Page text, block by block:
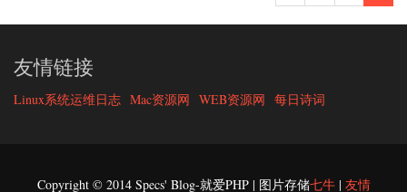
友情链接
Linux系统运维日志 Mac资源网 WEB资源网 每日诗词
Copyright © 2014 Specs' Blog-就爱PHP | 图片存储七牛| 友情